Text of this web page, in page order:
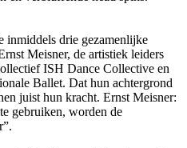
inmiddels drie gezamenlijke
Meisner, de artistiek leiders
ISH Dance Collective en
Ballet. Dat hun achtergrond
juist hun kracht. Ernst Meisner:
gebruiken, worden de